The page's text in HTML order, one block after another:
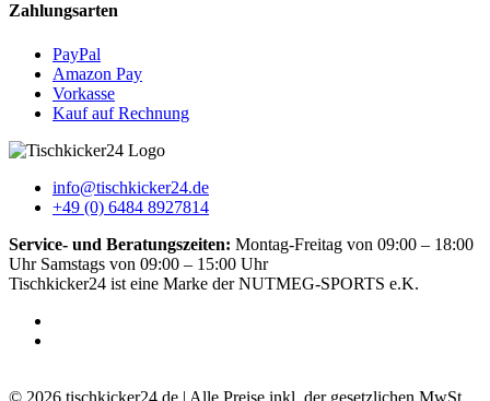
Zahlungsarten
PayPal
Amazon Pay
Vorkasse
Kauf auf Rechnung
info@tischkicker24.de
+49 (0) 6484 8927814
Service- und Beratungszeiten: Montag-Freitag von 09:00 – 18:00
Uhr Samstags von 09:00 – 15:00 Uhr
Tischkicker24 ist eine Marke der NUTMEG-SPORTS e.K.
© 2026 tischkicker24.de | Alle Preise inkl. der gesetzlichen MwSt.